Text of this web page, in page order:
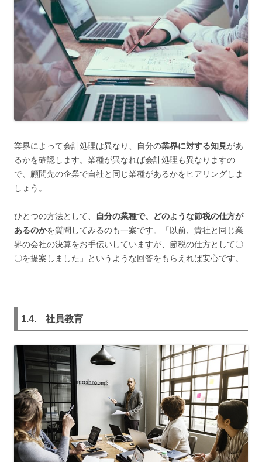
業界によって会計処理は異なり、自分の業界に対する知見があ
るかを確認します。業種が異なれば会計処理も異なりますの
で、顧問先の企業で自社と同じ業種があるかをヒアリングしま
しょう。
ひとつの方法として、
自分の業種で、どのような節税の仕方が
あるのかを質問してみるのも一案です。「以前、貴社と同じ業
界の会社の決算をお手伝いしていますが、節税の仕方として〇
〇を提案しました」というような回答をもらえれば安心です。
1.4. 社員教育